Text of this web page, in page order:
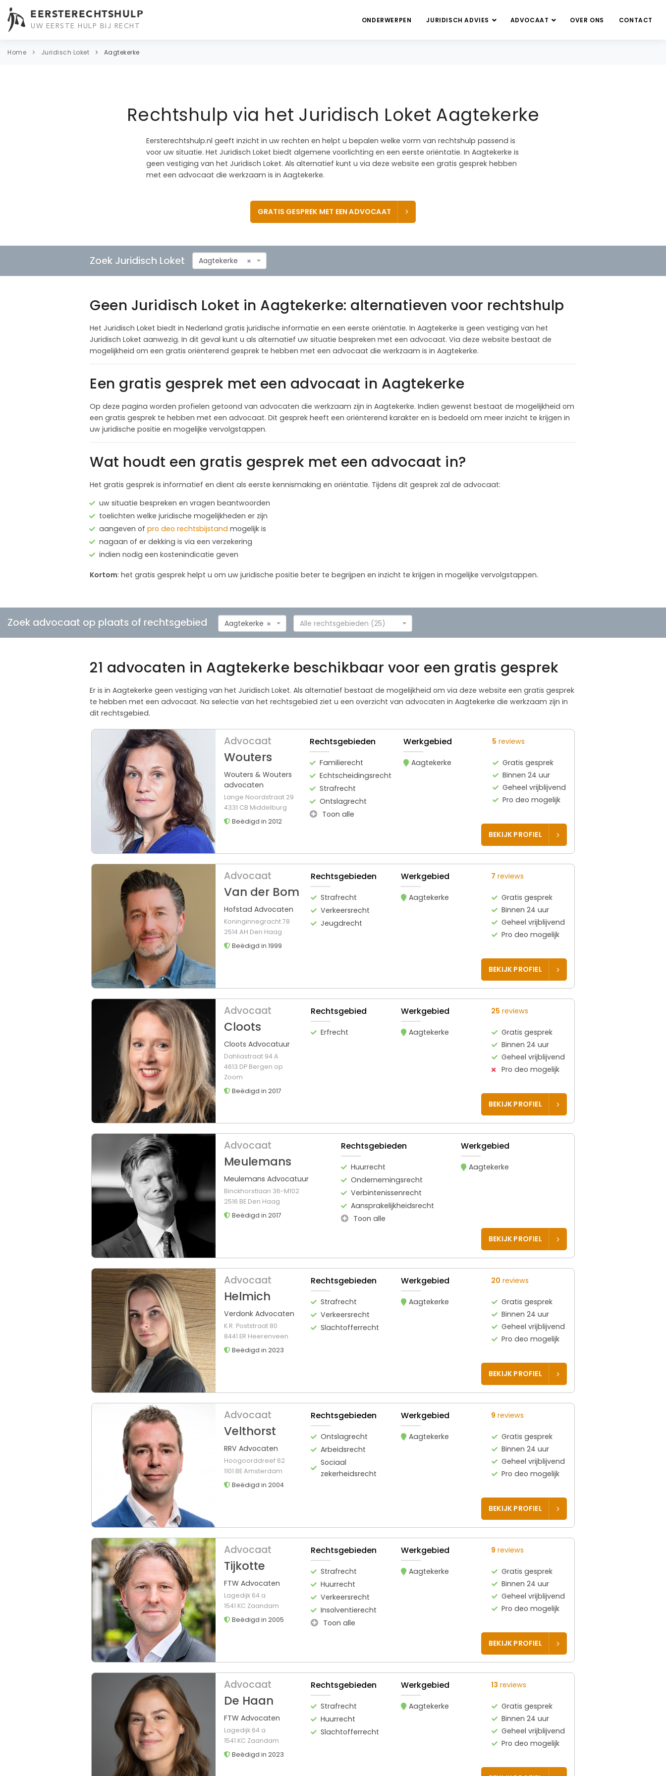
EERSTERECHTSHULP
UW EERSTE HULP BIJ RECHT
ONDERWERPEN JURIDISCH ADVIES ADVOCAAT OVER ONS CONTACT
Home Juridisch Loket Aagtekerke
Rechtshulp via het Juridisch Loket Aagtekerke
Eersterechtshulp.nl geeft inzicht in uw rechten en helpt u bepalen welke vorm van rechtshulp passend is
voor uw situatie. Het Juridisch Loket biedt algemene voorlichting en een eerste oriëntatie. In Aagtekerke is
geen vestiging van het Juridisch Loket. Als alternatief kunt u via deze website een gratis gesprek hebben
met een advocaat die werkzaam is in Aagtekerke.
GRATIS GESPREK MET EEN ADVOCAAT
Zoek Juridisch Loket ×
Aagtekerke
Geen Juridisch Loket in Aagtekerke: alternatieven voor rechtshulp
Het Juridisch Loket biedt in Nederland gratis juridische informatie en een eerste oriëntatie. In Aagtekerke is geen vestiging van het
Juridisch Loket aanwezig. In dit geval kunt u als alternatief uw situatie bespreken met een advocaat. Via deze website bestaat de
mogelijkheid om een gratis oriënterend gesprek te hebben met een advocaat die werkzaam is in Aagtekerke.
Een gratis gesprek met een advocaat in Aagtekerke
Op deze pagina worden profielen getoond van advocaten die werkzaam zijn in Aagtekerke. Indien gewenst bestaat de mogelijkheid om
een gratis gesprek te hebben met een advocaat. Dit gesprek heeft een oriënterend karakter en is bedoeld om meer inzicht te krijgen in
uw juridische positie en mogelijke vervolgstappen.
Wat houdt een gratis gesprek met een advocaat in?
Het gratis gesprek is informatief en dient als eerste kennismaking en oriëntatie. Tijdens dit gesprek zal de advocaat:
uw situatie bespreken en vragen beantwoorden
toelichten welke juridische mogelijkheden er zijn
aangeven of pro deo rechtsbijstand mogelijk is
nagaan of er dekking is via een verzekering
indien nodig een kostenindicatie geven
Kortom: het gratis gesprek helpt u om uw juridische positie beter te begrijpen en inzicht te krijgen in mogelijke vervolgstappen.
Zoek advocaat op plaats of rechtsgebied ×
Aagtekerke Alle rechtsgebieden (25)
21 advocaten in Aagtekerke beschikbaar voor een gratis gesprek
Er is in Aagtekerke geen vestiging van het Juridisch Loket. Als alternatief bestaat de mogelijkheid om via deze website een gratis gesprek
te hebben met een advocaat. Na selectie van het rechtsgebied ziet u een overzicht van advocaten in Aagtekerke die werkzaam zijn in
dit rechtsgebied.
Advocaat
Wouters
Wouters & Wouters
advocaten
Lange Noordstraat 29
4331 CB Middelburg
Beëdigd in 2012
Rechtsgebieden
Familierecht
Echtscheidingsrecht
Strafrecht
Ontslagrecht
Toon alle
Werkgebied
Aagtekerke
5 reviews
Gratis gesprek
Binnen 24 uur
Geheel vrijblijvend
Pro deo mogelijk
BEKIJK PROFIEL
Advocaat
Van der Bom
Hofstad Advocaten
Koninginnegracht 78
2514 AH Den Haag
Beëdigd in 1999
Rechtsgebieden
Strafrecht
Verkeersrecht
Jeugdrecht
Werkgebied
Aagtekerke
7 reviews
Gratis gesprek
Binnen 24 uur
Geheel vrijblijvend
Pro deo mogelijk
BEKIJK PROFIEL
Advocaat
Cloots
Cloots Advocatuur
Dahliastraat 94 A
4613 DP Bergen op
Zoom
Beëdigd in 2017
Rechtsgebied
Erfrecht
Werkgebied
Aagtekerke
25 reviews
Gratis gesprek
Binnen 24 uur
Geheel vrijblijvend
Pro deo mogelijk
BEKIJK PROFIEL
Advocaat
Meulemans
Meulemans Advocatuur
Binckhorstlaan 36-M102
2516 BE Den Haag
Beëdigd in 2017
Rechtsgebieden
Huurrecht
Ondernemingsrecht
Verbintenissenrecht
Aansprakelijkheidsrecht
Toon alle
Werkgebied
Aagtekerke
BEKIJK PROFIEL
Advocaat
Helmich
Verdonk Advocaten
K.R. Poststraat 80
8441 ER Heerenveen
Beëdigd in 2023
Rechtsgebieden
Strafrecht
Verkeersrecht
Slachtofferrecht
Werkgebied
Aagtekerke
20 reviews
Gratis gesprek
Binnen 24 uur
Geheel vrijblijvend
Pro deo mogelijk
BEKIJK PROFIEL
Advocaat
Velthorst
RRV Advocaten
Hoogoorddreef 62
1101 BE Amsterdam
Beëdigd in 2004
Rechtsgebieden
Ontslagrecht
Arbeidsrecht
Sociaal
zekerheidsrecht
Werkgebied
Aagtekerke
9 reviews
Gratis gesprek
Binnen 24 uur
Geheel vrijblijvend
Pro deo mogelijk
BEKIJK PROFIEL
Advocaat
Tijkotte
FTW Advocaten
Lagedijk 64 a
1541 KC Zaandam
Beëdigd in 2005
Rechtsgebieden
Strafrecht
Huurrecht
Verkeersrecht
Insolventierecht
Toon alle
Werkgebied
Aagtekerke
9 reviews
Gratis gesprek
Binnen 24 uur
Geheel vrijblijvend
Pro deo mogelijk
BEKIJK PROFIEL
Advocaat
De Haan
FTW Advocaten
Lagedijk 64 a
1541 KC Zaandam
Beëdigd in 2023
Rechtsgebieden
Strafrecht
Huurrecht
Slachtofferrecht
Werkgebied
Aagtekerke
13 reviews
Gratis gesprek
Binnen 24 uur
Geheel vrijblijvend
Pro deo mogelijk